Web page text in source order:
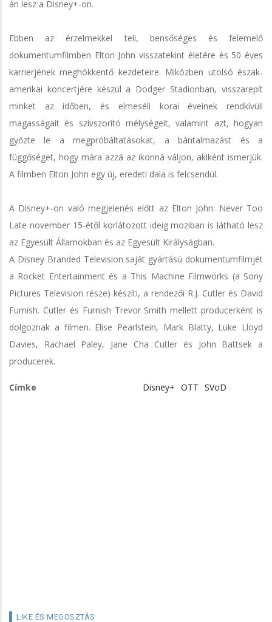
án lesz a Disney+-on.
Ebben az érzelmekkel teli, bensőséges és felemelő
dokumentumfilmben Elton John visszatekint életére és 50 éves
karrierjének meghökkentő kezdeteire. Miközben utolsó észak-
amerikai koncertjére készül a Dodger Stadionban, visszarepít
minket az időben, és elmeséli korai éveinek rendkívüli
magasságait és szívszorító mélységeit, valamint azt, hogyan
győzte le a megpróbáltatásokat, a bántalmazást és a
függőséget, hogy mára azzá az ikonná váljon, akiként ismerjük.
A filmben Elton John egy új, eredeti dala is felcsendül.
A Disney+-on való megjelenés előtt az Elton John: Never Too
Late november 15-étől korlátozott ideig moziban is látható lesz
az Egyesült Államokban és az Egyesült Királyságban.
A Disney Branded Television saját gyártású dokumentumfilmjét
a Rocket Entertainment és a This Machine Filmworks (a Sony
Pictures Television része) készíti, a rendezői R.J. Cutler és David
Furnish. Cutler és Furnish Trevor Smith mellett producerként is
dolgoznak a filmen. Elise Pearlstein, Mark Blatty, Luke Lloyd
Davies, Rachael Paley, Jane Cha Cutler és John Battsek a
producerek.
Címke Disney+ OTT SVoD
LIKE ÉS MEGOSZTÁS